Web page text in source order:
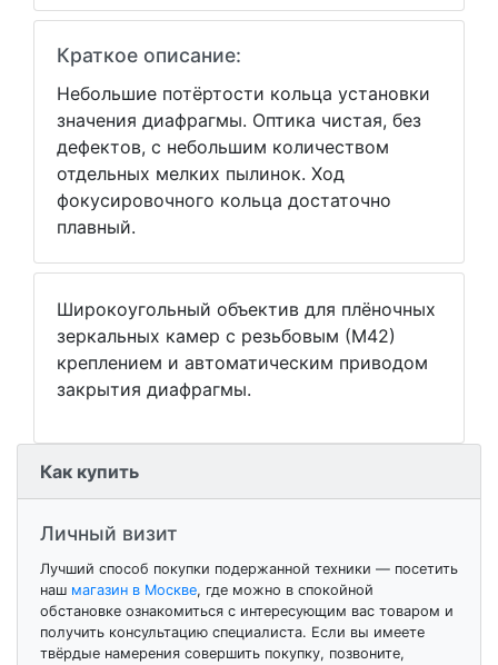
Краткое описание:
Небольшие потёртости кольца установки
значения диафрагмы. Оптика чистая, без
дефектов, с небольшим количеством
отдельных мелких пылинок. Ход
фокусировочного кольца достаточно
плавный.
Широкоугольный объектив для плёночных
зеркальных камер с резьбовым (М42)
креплением и автоматическим приводом
закрытия диафрагмы.
Как купить
Личный визит
Лучший способ покупки подержанной техники — посетить
наш магазин в Москве, где можно в спокойной
обстановке ознакомиться с интересующим вас товаром и
получить консультацию специалиста. Если вы имеете
твёрдые намерения совершить покупку, позвоните,